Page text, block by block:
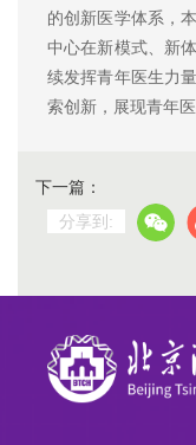
的创新医学体系，
中心在新模式、新
续发挥青年医生力
索创新，展现青年
下一篇：
分享到: